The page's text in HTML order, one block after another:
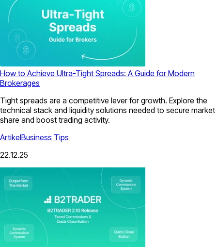
How to Achieve Ultra-Tight Spreads: A Guide for Modern
Brokerages
Tight spreads are a competitive lever for growth. Explore the
technical stack and liquidity solutions needed to secure market
share and boost trading activity.
ArtikelBusiness Tips
22.12.25